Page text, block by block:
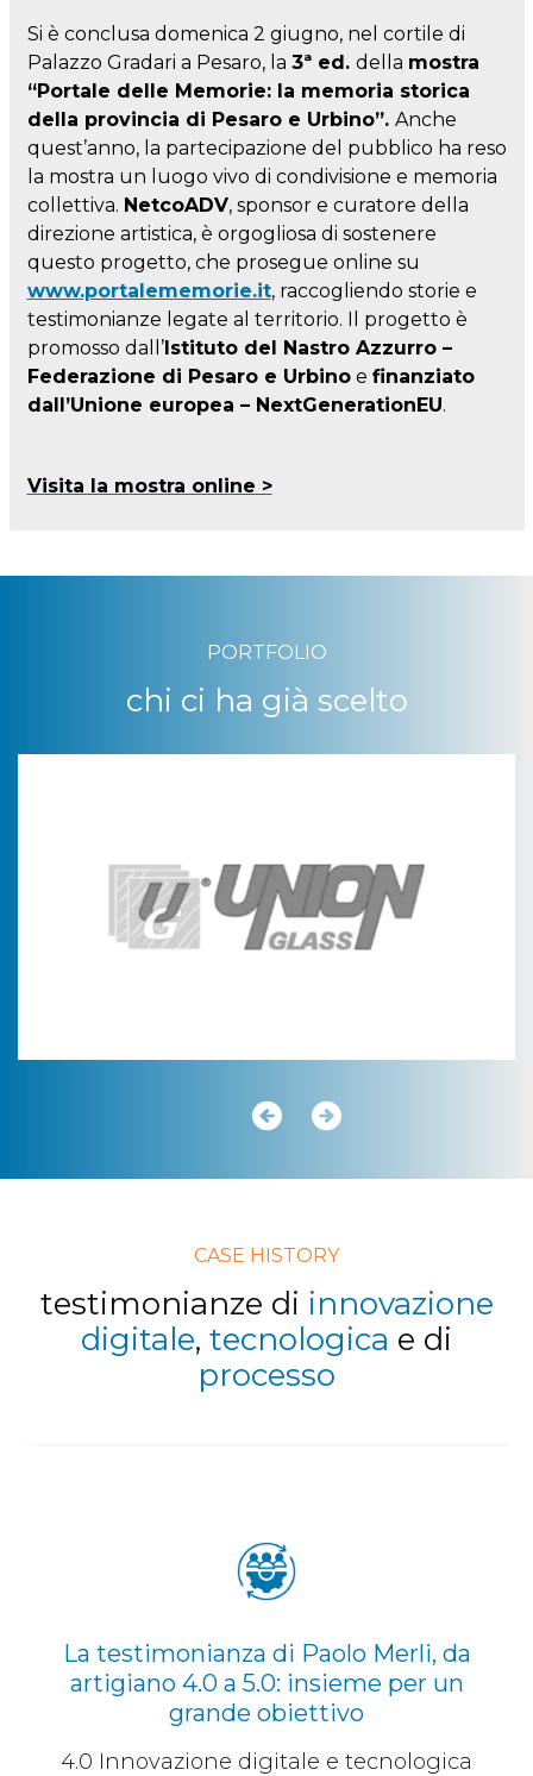
Si è conclusa domenica 2 giugno, nel cortile di
Palazzo Gradari a Pesaro, la 3ª ed. della mostra
“Portale delle Memorie: la memoria storica
della provincia di Pesaro e Urbino”. Anche
quest’anno, la partecipazione del pubblico ha reso
la mostra un luogo vivo di condivisione e memoria
collettiva. NetcoADV, sponsor e curatore della
direzione artistica, è orgogliosa di sostenere
questo progetto, che prosegue online su
www.portalememorie.it, raccogliendo storie e
testimonianze legate al territorio. Il progetto è
promosso dall’Istituto del Nastro Azzurro –
Federazione di Pesaro e Urbinoe finanziato
dall’Unione europea – NextGenerationEU.
Visita la mostra online >
PORTFOLIO
chi ci ha già scelto
UNION GLASS
Progetto 4.0
Progetto 5.0
CASE HISTORY
testimonianze di innovazione
digitale, tecnologica e di
processo
La testimonianza di Paolo Merli, da
artigiano 4.0 a 5.0: insieme per un
grande obiettivo
4.0 Innovazione digitale e tecnologica